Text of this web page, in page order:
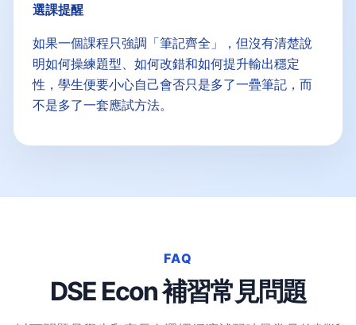
選課提醒
如果一個課程只強調「筆記齊全」，但沒有清楚說
明如何操練題型、如何改錯和如何提升輸出穩定
性，學生便要小心自己會否只是多了一疊筆記，而
不是多了一套應試方法。
FAQ
DSE Econ 補習常見問題